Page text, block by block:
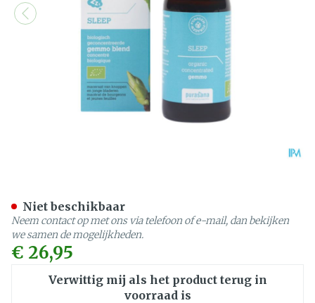
€ 26,95
Verwittig mij als het product terug in
voorraad is
Niet beschikbaar
Neem contact op met ons via telefoon of e-mail, dan bekijken
we samen de mogelijkheden.